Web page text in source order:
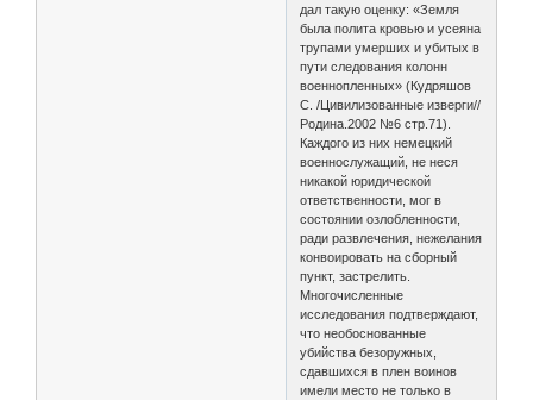
дал такую оценку: «Земля
была полита кровью и усеяна
трупами умерших и убитых в
пути следования колонн
военнопленных» (Кудряшов
С. /Цивилизованные изверги//
Родина.2002 №6 стр.71).
Каждого из них немецкий
военнослужащий, не неся
никакой юридической
ответственности, мог в
состоянии озлобленности,
ради развлечения, нежелания
конвоировать на сборный
пункт, застрелить.
Многочисленные
исследования подтверждают,
что необоснованные
убийства безоружных,
сдавшихся в плен воинов
имели место не только в